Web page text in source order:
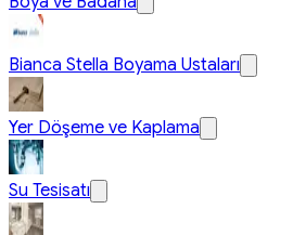
Bianca Stella Boyama Ustaları
Yer Döşeme ve Kaplama
Su Tesisatı